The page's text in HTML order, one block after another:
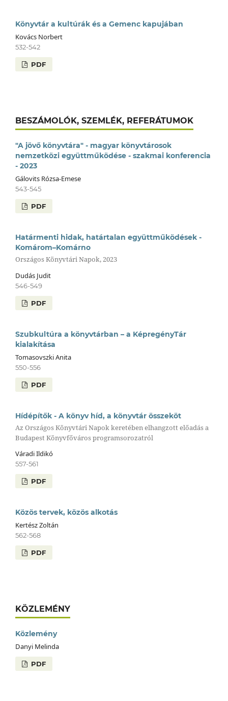
Könyvtár a kultúrák és a Gemenc kapujában
Kovács Norbert
532-542
PDF
BESZÁMOLÓK, SZEMLÉK, REFERÁTUMOK
"A jövő könyvtára" - magyar könyvtárosok
nemzetközi együttműködése - szakmai konferencia
- 2023
Gálovits Rózsa-Emese
543-545
PDF
Határmenti hidak, határtalan együttműködések -
Komárom–Komárno
Országos Könyvtári Napok, 2023
Dudás Judit
546-549
PDF
Szubkultúra a könyvtárban – a KépregényTár
kialakítása
Tomasovszki Anita
550-556
PDF
Hídépítők - A könyv híd, a könyvtár összeköt
Az Országos Könyvtári Napok keretében elhangzott előadás a
Budapest Könyvfőváros programsorozatról
Váradi Ildikó
557-561
PDF
Közös tervek, közös alkotás
Kertész Zoltán
562-568
PDF
KÖZLEMÉNY
Közlemény
Danyi Melinda
PDF